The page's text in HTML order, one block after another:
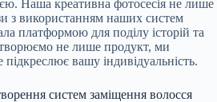
Наша креативна фотосесія не лише
з використанням наших систем
платформою для поділу історій та
не лише продукт, ми
вашу індивідуальність.
систем заміщення волосся